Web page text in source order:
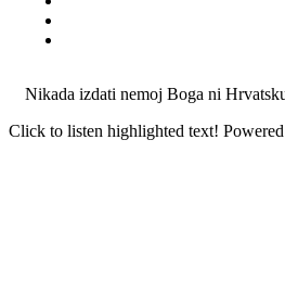
Nikada izdati nemoj Boga ni
Click to listen highlighted text!